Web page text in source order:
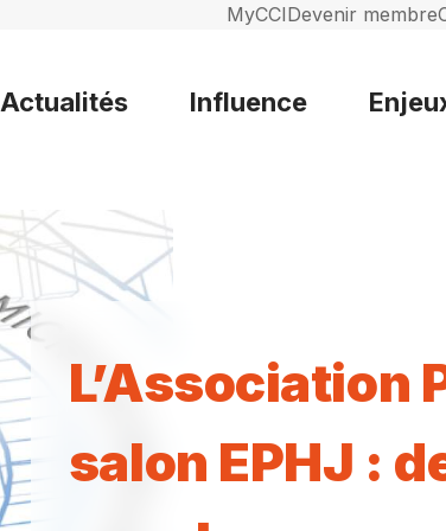
MyCCIDevenir membre
Actualités Influence
L’Association
salon EPHJ :